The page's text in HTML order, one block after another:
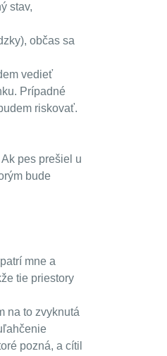
stav,
občas sa
vedieť
Prípadné
riskovať.
pes prešiel u
bude
mne a
tie priestory
na to zvyknutá
pozná, a cítil